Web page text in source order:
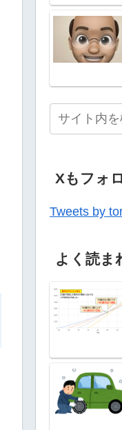
Xもフォ
Tweets by
よく読ま